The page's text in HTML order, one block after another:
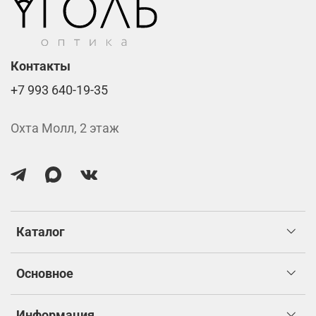
Каталог
Основное
Контакты
+7 993 640-19-35
Охта Молл, 2 этаж